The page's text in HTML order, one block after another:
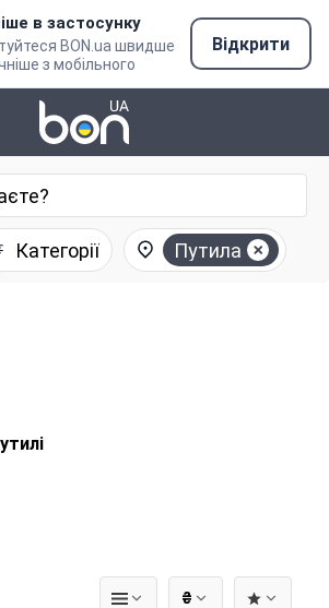
в застосунку
BON.ua швидше
з мобільного
Відкрити
Категорії Путила
₴